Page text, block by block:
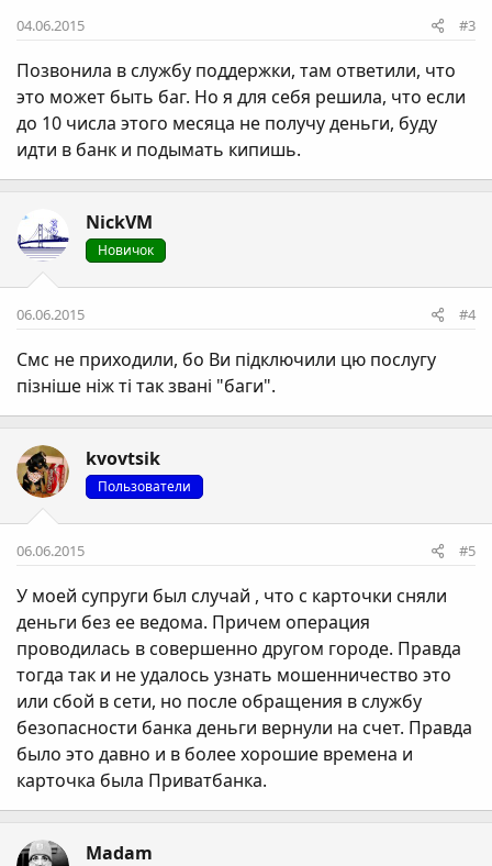
04.06.2015 #3
Позвонила в службу поддержки, там ответили, что
это может быть баг. Но я для себя решила, что если
до 10 числа этого месяца не получу деньги, буду
идти в банк и подымать кипишь.
NickVM
Новичок
06.06.2015 #4
Смс не приходили, бо Ви підключили цю послугу
пізніше ніж ті так звані "баги".
kvovtsik
Пользователи
06.06.2015 #5
У моей супруги был случай , что с карточки сняли
деньги без ее ведома. Причем операция
проводилась в совершенно другом городе. Правда
тогда так и не удалось узнать мошенничество это
или сбой в сети, но после обращения в службу
безопасности банка деньги вернули на счет. Правда
было это давно и в более хорошие времена и
карточка была Приватбанка.
Madam